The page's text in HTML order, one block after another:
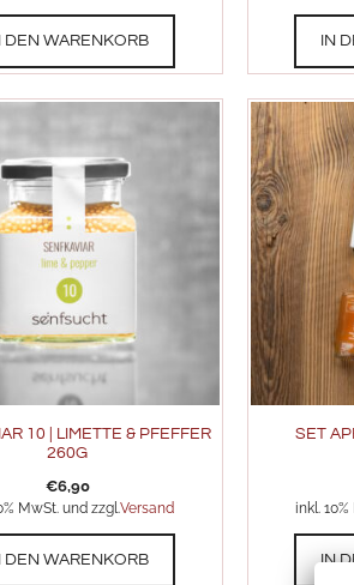
DEN WARENKORB IN
10 | LIMETTE & PFEFFER
260G
€6,90
MwSt. und zzgl.Versand
DEN WARENKORB
SET
inkl.
IN